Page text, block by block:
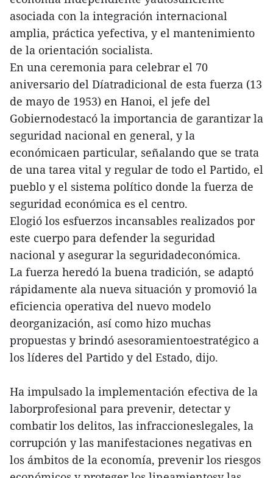
asociada con la integración internacional
amplia, práctica yefectiva, y el mantenimiento
de la orientación socialista.
En una ceremonia para celebrar el 70
aniversario del Díatradicional de esta fuerza (13
de mayo de 1953) en Hanoi, el jefe del
Gobiernodestacó la importancia de garantizar la
seguridad nacional en general, y la
económicaen particular, señalando que se trata
de una tarea vital y regular de todo el Partido, el
pueblo y el sistema político donde la fuerza de
seguridad económica es el centro.
Elogió los esfuerzos incansables realizados por
este cuerpo para defender la seguridad
nacional y asegurar la seguridadeconómica.
La fuerza heredó la buena tradición, se adaptó
rápidamente ala nueva situación y promovió la
eficiencia operativa del nuevo modelo
deorganización, así como hizo muchas
propuestas y brindó asesoramientoestratégico a
los líderes del Partido y del Estado, dijo.
Ha impulsado la implementación efectiva de la
laborprofesional para prevenir, detectar y
combatir los delitos, las infraccioneslegales, la
corrupción y las manifestaciones negativas en
los ámbitos de la economía, prevenir los riesgos